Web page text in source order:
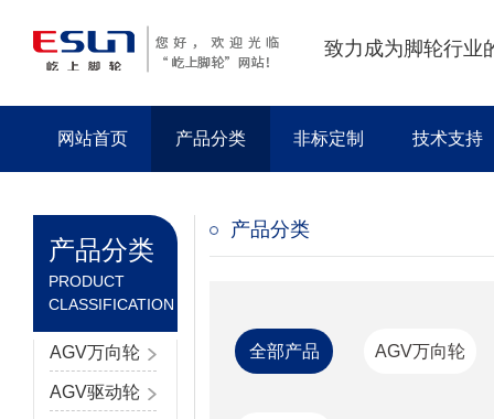
致力成为脚轮行业
网站首页 产品分类 非标定制 技术支持
产品分类
PRODUCT
CLASSIFICATION
AGV万向轮
AGV驱动轮
产品分类
全部产品 AGV万向轮